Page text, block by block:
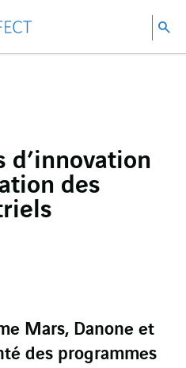
d’innovation
des
Facebook
sur Twitter
sur
Mars, Danone et
des programmes